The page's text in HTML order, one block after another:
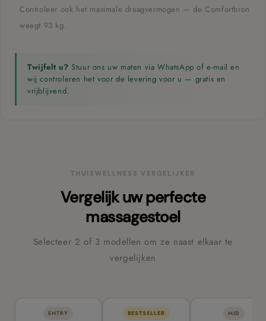
Controleer ook het maximale draagvermogen — de Comfortbron
weegt 93 kg.
Twijfelt u? Stuur ons uw maten via WhatsApp of e-mail en
wij controleren het voor de levering voor u — gratis en
vrijblijvend.
THUISWELLNESS VERGELIJKER
Vergelijk uw perfecte
massagestoel
Selecteer 2 of 3 modellen om ze naast elkaar te
vergelijken
ENTRY BESTSELLER MID